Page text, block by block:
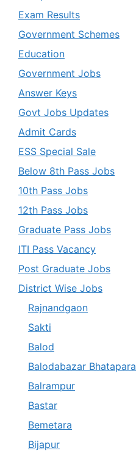
Exam Results
Government Schemes
Education
Government Jobs
Answer Keys
Govt Jobs Updates
Admit Cards
ESS Special Sale
Below 8th Pass Jobs
10th Pass Jobs
12th Pass Jobs
Graduate Pass Jobs
ITI Pass Vacancy
Post Graduate Jobs
District Wise Jobs
Rajnandgaon
Sakti
Balod
Balodabazar Bhatapara
Balrampur
Bastar
Bemetara
Bijapur